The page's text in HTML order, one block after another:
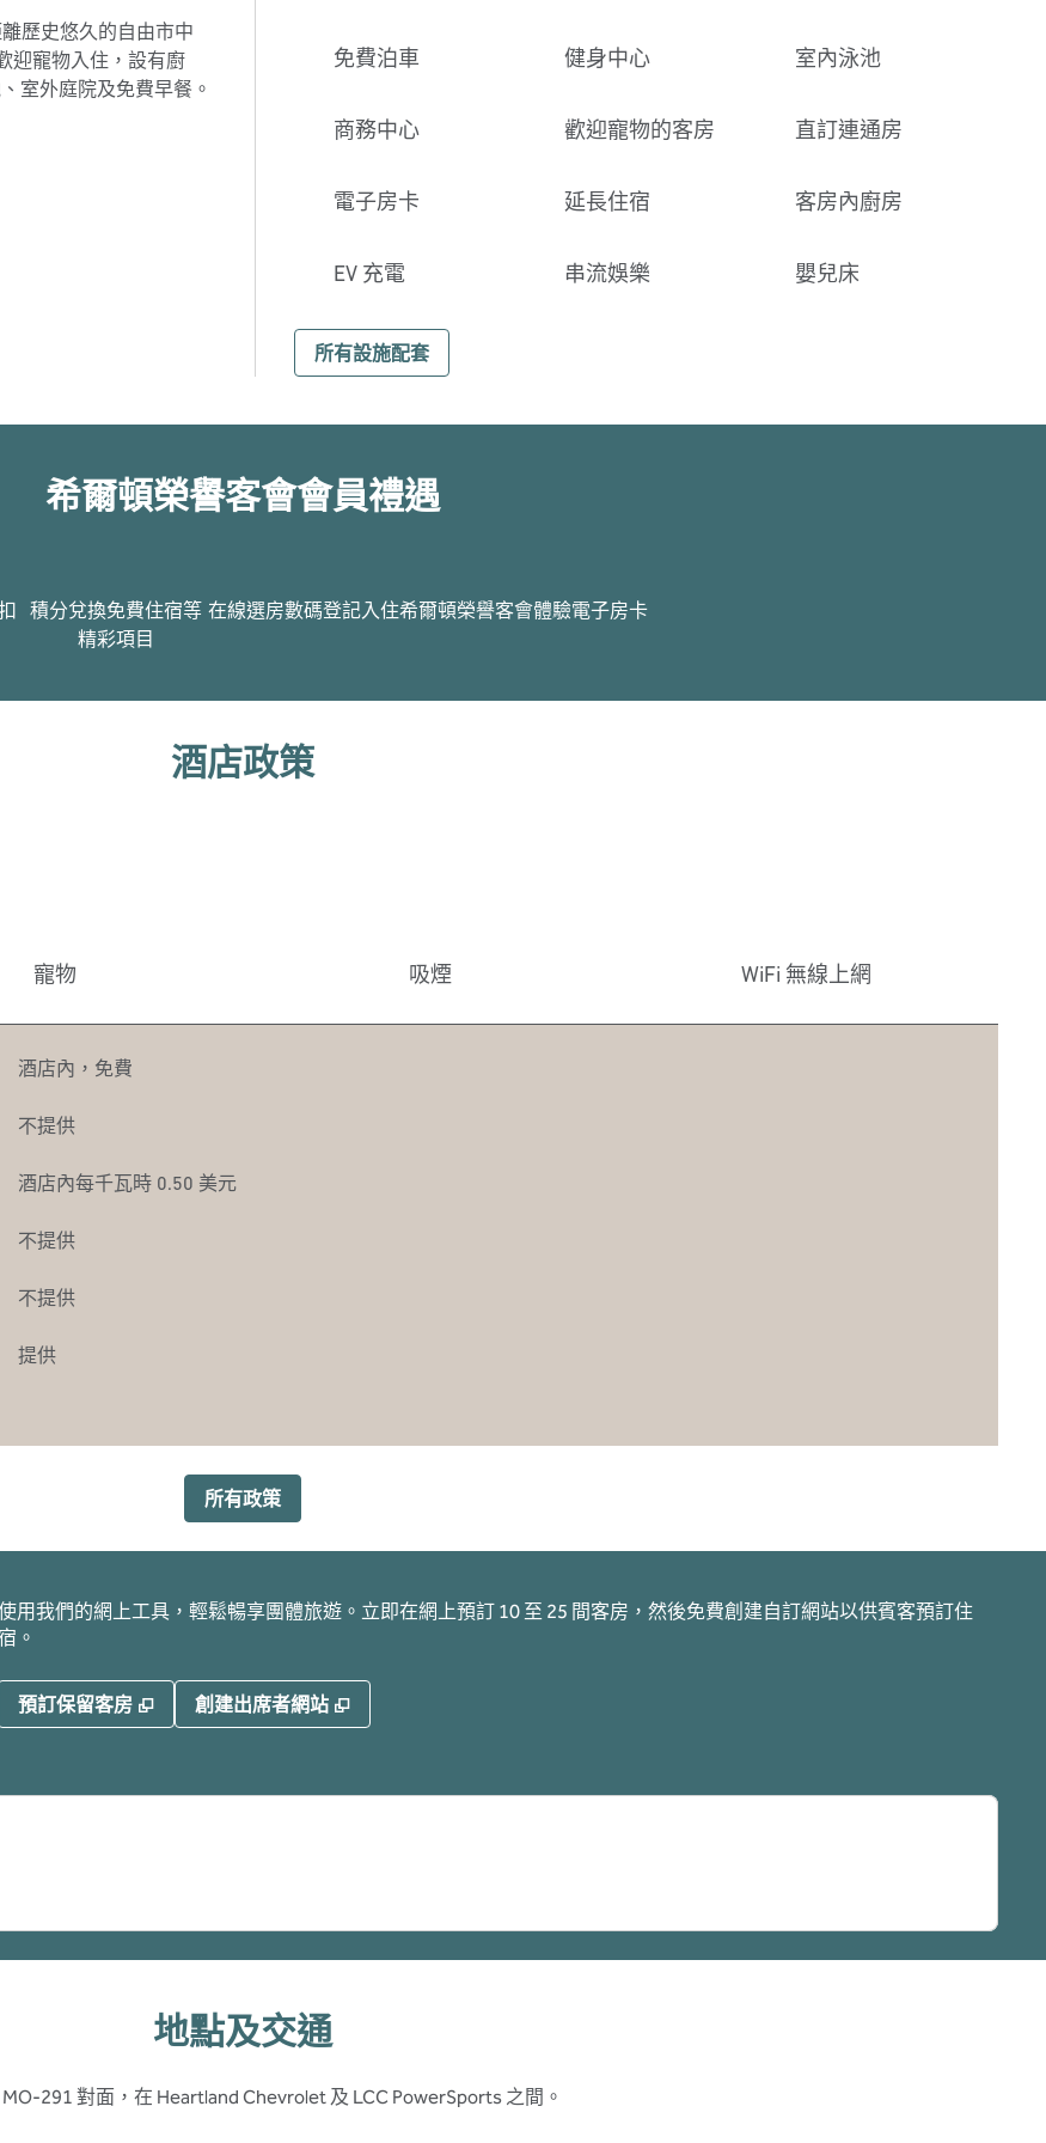
歷史悠久的自由市中
迎寵物入住，設有廚
室外庭院及免費早餐。
免費泊車 健身中心 室內泳池
商務中心 歡迎寵物的客房 直訂連通房
電子房卡 延長住宿 客房內廚房
EV 充電 串流娛樂 嬰兒床
所有設施配套
希爾頓榮譽客會會員禮遇
積分兌換免費住宿等
精彩項目
在線選房數碼登記入住希爾頓榮譽客會體驗電子房卡
酒店政策
寵物 吸煙 WiFi 無線上網
酒店內 ， 免費
不提供
酒店內每千瓦時 0.50 美元
不提供
不提供
提供
所有政策
用我們的網上工具，輕鬆暢享團體旅遊。立即在網上預訂 10 至 25 間客房，然後免費創建自訂網站以供賓客預訂住
。
預訂保留客房 , 打開新分頁
創建出席者網站 ,
地點及交通
291 對面，在 Heartland Chevrolet 及 LCC PowerSports 之間。